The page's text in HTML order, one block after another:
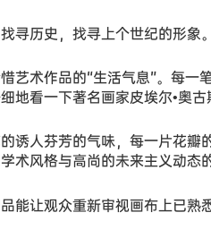
寻历史，找寻上个世纪的形象
艺术作品的“生活气息”。每
地看一下著名画家皮埃尔•奥
诱人芬芳的气味，每一片花
术风格与高尚的未来主义动态
能让观众重新审视画布上已